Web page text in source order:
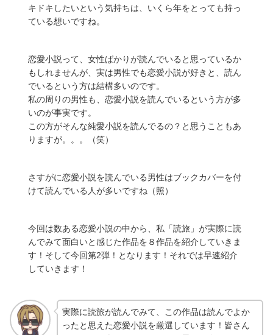
キドキしたいという気持ちは、いくら年をとっても持っ
ている想いですね。
恋愛小説って、女性ばかりが読んでいると思っているか
もしれませんが、実は男性でも恋愛小説が好きと、読ん
でいるという方は結構多いのです。
私の周りの男性も、恋愛小説を読んでいるという方が多
いのが事実です。
この方がそんな純愛小説を読んでるの？と思うこともあ
りますが。。。（笑）
さすがに恋愛小説を読んでいる男性はブックカバーを付
けて読んでいる人が多いですね（照）
今回は数ある恋愛小説の中から、私「読旅」が実際に読
んでみて面白いと感じた作品を８作品を紹介していきま
す！そして今回第2弾！となります！それでは早速紹介
していきます！
実際に読旅が読んでみて、この作品は読んでよか
ったと思えた恋愛小説を厳選しています！皆さん